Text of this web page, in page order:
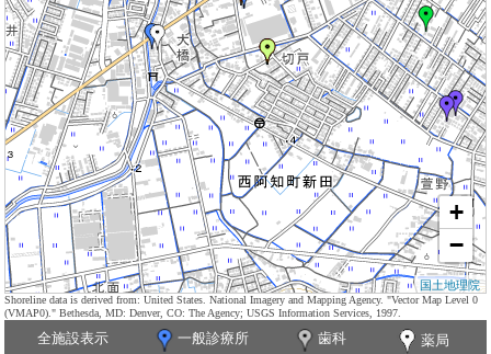
+
−
国土地理院
Shoreline data is derived from: United States. National Imagery and Mapping Agency. "Vector Map Level 0
(VMAP0)." Bethesda, MD: Denver, CO: The Agency; USGS Information Services, 1997.
全施設表示 一般診療所 歯科
薬局